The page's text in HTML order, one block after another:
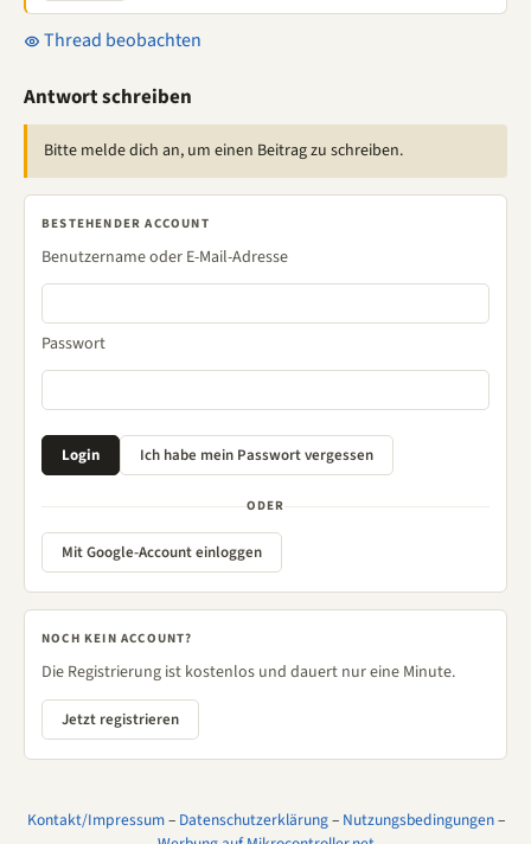
Thread beobachten
Antwort schreiben
Bitte melde dich an, um einen Beitrag zu schreiben.
BESTEHENDER ACCOUNT
Benutzername oder E-Mail-Adresse
Passwort
ODER
Mit Google-Account einloggen
NOCH KEIN ACCOUNT?
Die Registrierung ist kostenlos und dauert nur eine Minute.
Jetzt registrieren
Kontakt/Impressum– Datenschutzerklärung– Nutzungsbedingungen–